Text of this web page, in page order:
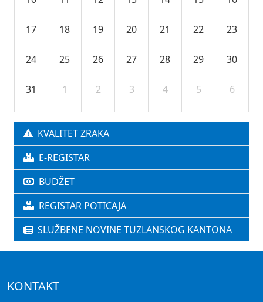
17 18 19 20 21 22 23
24 25 26 27 28 29 30
31 1 2 3 4 5 6
KVALITET ZRAKA
E-REGISTAR
BUDŽET
REGISTAR POTICAJA
SLUŽBENE NOVINE TUZLANSKOG KANTONA
KONTAKT